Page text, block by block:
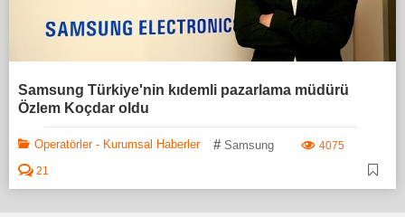
Samsung Türkiye'nin kıdemli pazarlama müdürü
Özlem Koçdar oldu
Operatörler - Kurumsal Haberler # Samsung
4075
21